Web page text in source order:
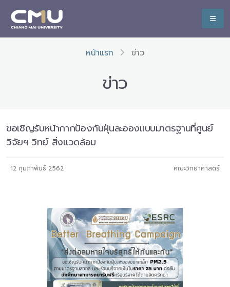
หน้าแรก ข่าว
ข่าว
ขอเชิญรับหน้ากากป้องกันฝุ่นละอองแบบมาตรฐานที่ศูนย์
วิจัยฯ วิทย์ สิ่งแวดล้อม
12 กุมภาพันธ์ 2562 คณะวิทยาศาสตร์